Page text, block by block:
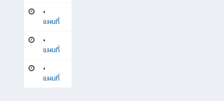
•
แผนที่
•
แผนที่
•
แผนที่